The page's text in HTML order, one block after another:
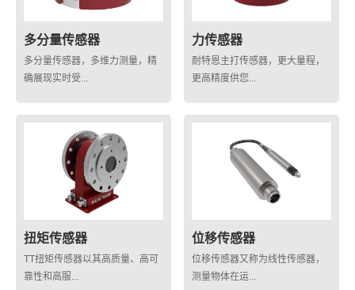
多分量传感器
多分量传感器，多维力测量，精
确展现实时受...
力传感器
耐特恩主打传感器，更大量程，
更高精度供您...
扭矩传感器
TT扭矩传感器以其高质量、高可
靠性和高服...
位移传感器
位移传感器又称为线性传感器，
测量物体在运...